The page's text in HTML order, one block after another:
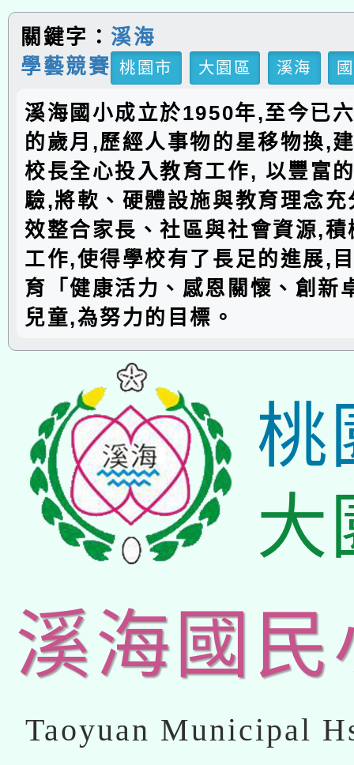
關鍵字： 溪海
學藝競賽 桃園市 大園區 溪海
溪海國小成立於1950年,至今已
的歲月,歷經人事物的星移物換,
校長全心投入教育工作, 以豐富
驗,將軟、硬體設施與教育理念
效整合家長、社區與社會資源,
工作,使得學校有了長足的進展,
育「健康活力、感恩關懷、創新
兒童,為努力的目標。
桃
大
溪海國民
Taoyuan Municipal